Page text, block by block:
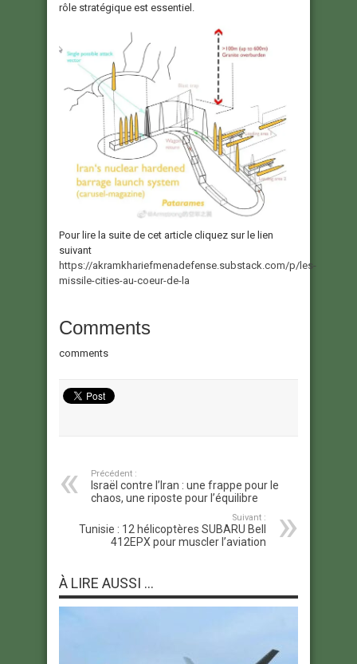
rôle stratégique est essentiel.
Pour lire la suite de cet article cliquez sur le lien
suivant
https://akramkhariefmenadefense.substack.com/p/les-
missile-cities-au-coeur-de-la
Comments
comments
Précédent :
Israël contre l’Iran : une frappe pour le
chaos, une riposte pour l’équilibre
Suivant :
Tunisie : 12 hélicoptères SUBARU Bell
412EPX pour muscler l’aviation
À LIRE AUSSI ...